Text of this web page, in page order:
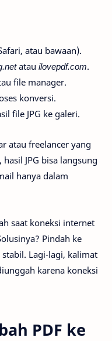
atau bawaan).
atau ilovepdf.com.
file manager.
konversi.
file JPG ke galeri.
atau freelancer yang
JPG bisa langsung
hanya dalam
saat koneksi internet
Pindah ke
Lagi-lagi, kalimat
karena koneksi
PDF ke